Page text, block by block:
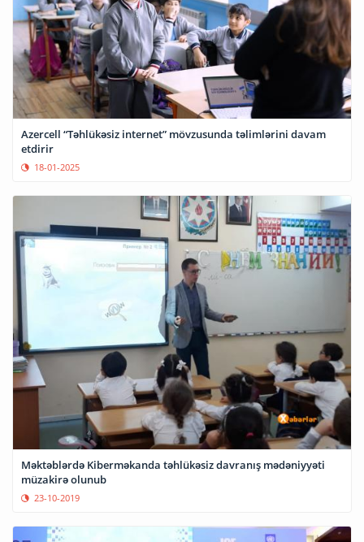
Azercell “Təhlükəsiz internet” mövzusunda təlimlərini davam
etdirir
18-01-2025
Məktəblərdə Kiberməkanda təhlükəsiz davranış mədəniyyəti
müzakirə olunub
23-10-2019